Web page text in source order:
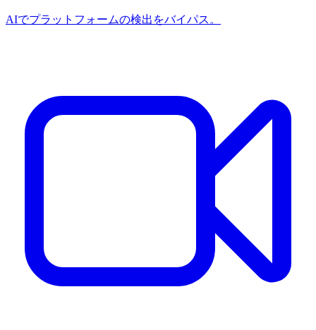
AIでプラットフォームの検出をバイパス。